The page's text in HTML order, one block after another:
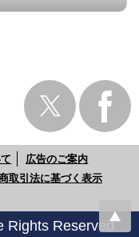
広告のご案内
取引法に基づく表示
Rights Reserved